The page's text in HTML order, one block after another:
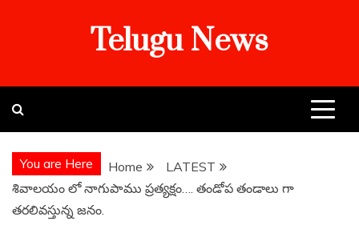
Telugu News
You are Here Home
LATEST
శివాలయం లో నాగుపాము ప్రత్యక్షం…. తండోప తండాలు గా
తరలివస్తున్న జనం.